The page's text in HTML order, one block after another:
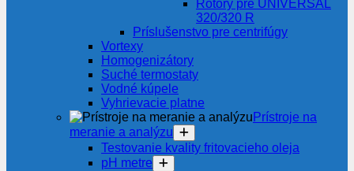
Rotory pre UNIVERSAL
320/320 R
Príslušenstvo pre centrifúgy
Vortexy
Homogenizátory
Suché termostaty
Vodné kúpele
Vyhrievacie platne
Prístroje na
meranie a analýzu
Testovanie kvality fritovacieho oleja
pH metre